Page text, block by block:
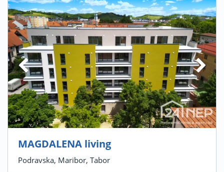
MAGDALENA living
Podravska, Maribor, Tabor